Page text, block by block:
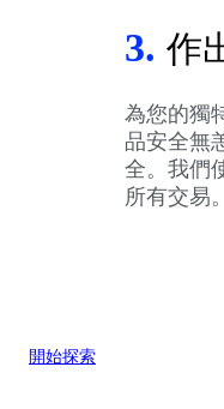
3. 作
為您的獨
品安全無
全。我們
所有交易
開始探索